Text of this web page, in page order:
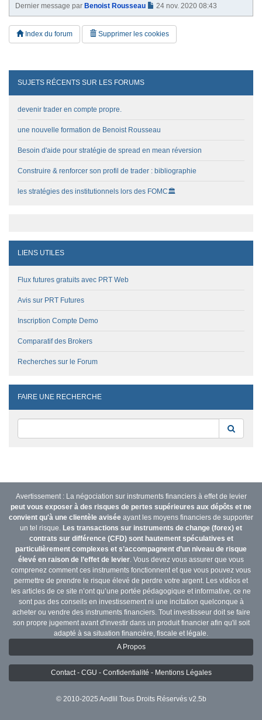
Dernier message par Benoist Rousseau 24 nov. 2020 08:43
Index du forum Supprimer les cookies
SUJETS RÉCENTS SUR LES FORUMS
devenir trader en compte propre.
une nouvelle formation de Benoist Rousseau
Besoin d'aide pour stratégie de spread en mean réversion
Construire & renforcer son profil de trader : bibliographie
les stratégies des institutionnels lors des FOMC🏛️
LIENS UTILES
Flux futures gratuits avec PRT Web
Avis sur PRT Futures
Inscription Compte Demo
Comparatif des Brokers
Recherches sur le Forum
FAIRE UNE RECHERCHE
Avertissement : La négociation sur instruments financiers à effet de levier
peut vous exposer à des risques de pertes supérieures aux dépôts et ne
convient qu'à une clientèle avisée ayant les moyens financiers de supporter
un tel risque. Les transactions sur instruments de change (forex) et
contrats sur différence (CFD) sont hautement spéculatives et
particulièrement complexes et s’accompagnent d’un niveau de risque
élevé en raison de l’effet de levier. Vous devez vous assurer que vous
comprenez comment ces instruments fonctionnent et que vous pouvez vous
permettre de prendre le risque élevé de perdre votre argent. Les vidéos et
les articles de ce site n’ont qu’une portée pédagogique et informative, ce ne
sont pas des conseils en investissement ni une incitation quelconque à
acheter ou vendre des instruments financiers. Tout investisseur doit se faire
son propre jugement avant d'investir dans un produit financier afin qu'il soit
adapté à sa situation financière, fiscale et légale.
A Propos
Contact - CGU - Confidentialité - Mentions Légales
© 2010-2025 Andlil Tous Droits Réservés v2.5b